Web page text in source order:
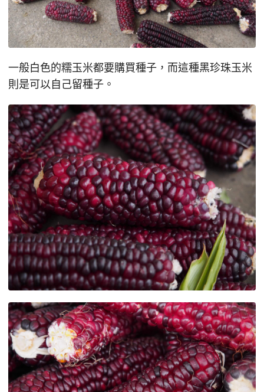
一般白色的糯玉米都要購買種子，而這種黑珍珠玉米
則是可以自己留種子。